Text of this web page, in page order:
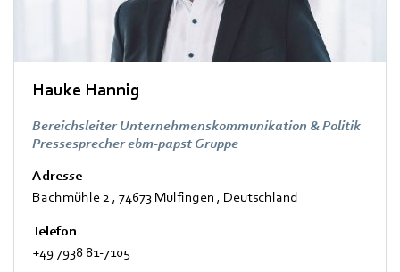
Hauke Hannig
Bereichsleiter Unternehmenskommunikation & Politik
Pressesprecher ebm-papst Gruppe
Adresse
Bachmühle 2 , 74673 Mulfingen , Deutschland
Telefon
+49 7938 81-7105